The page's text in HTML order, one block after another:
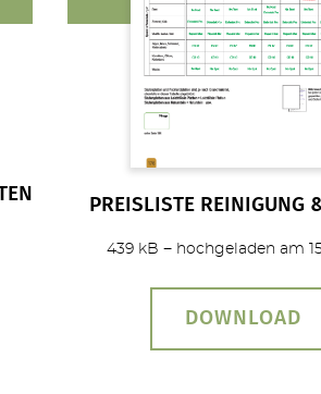
PREISLISTE REINIGUNG
439 kB − hochgeladen am
DOWNLOAD